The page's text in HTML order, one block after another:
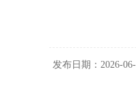
发布日期：2026-